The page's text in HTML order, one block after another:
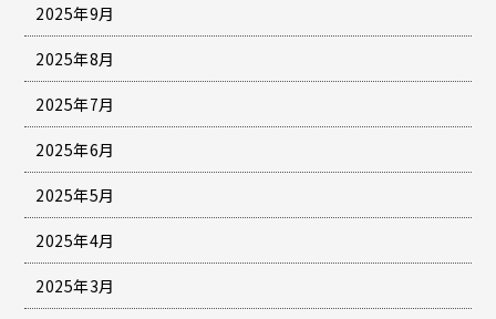
2025年9月
2025年8月
2025年7月
2025年6月
2025年5月
2025年4月
2025年3月